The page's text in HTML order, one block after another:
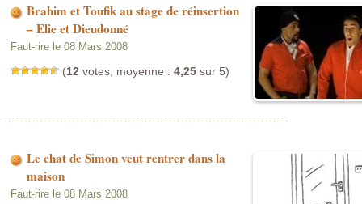
Brahim et Toufik au stage de réinsertion
– Elie et Dieudonné
Faut-rire le 08 Mars 2008
(12 votes, moyenne :4,25 sur 5)
Le chat de Simon veut rentrer dans la
maison
Faut-rire le 08 Mars 2008